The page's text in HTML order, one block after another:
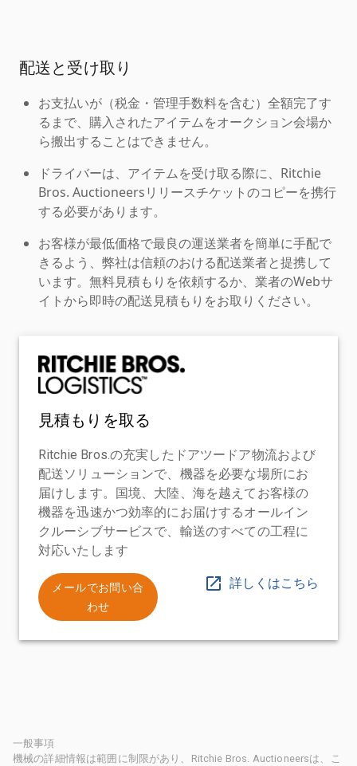
配送と受け取り
お支払いが（税金・管理手数料を含む）全額完了す
るまで、購入されたアイテムをオークション会場か
ら搬出することはできません。
ドライバーは、アイテムを受け取る際に、Ritchie
Bros. Auctioneersリリースチケットのコピーを携行
する必要があります。
お客様が最低価格で最良の運送業者を簡単に手配で
きるよう、弊社は信頼のおける配送業者と提携して
います。無料見積もりを依頼するか、業者のWebサ
イトから即時の配送見積もりをお取りください。
見積もりを取る
Ritchie Bros.の充実したドアツードア物流および
配送ソリューションで、機器を必要な場所にお
届けします。国境、大陸、海を越えてお客様の
機器を迅速かつ効率的にお届けするオールイン
クルーシブサービスで、輸送のすべての工程に
対応いたします
メールでお問い合
わせ
詳しくはこちら
一般事項
機械の詳細情報は範囲に制限があり、Ritchie Bros. Auctioneersは、こ